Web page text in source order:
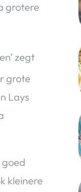
grotere
zegt
goed
kleinere